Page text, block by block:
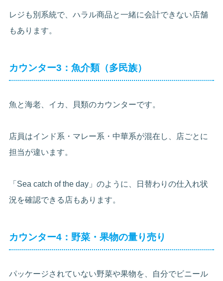
レジも別系統で、ハラル商品と一緒に会計できない店舗
もあります。
カウンター3：魚介類（多民族）
魚と海老、イカ、貝類のカウンターです。
店員はインド系・マレー系・中華系が混在し、店ごとに
担当が違います。
「Sea catch of the day」のように、日替わりの仕入れ状
況を確認できる店もあります。
カウンター4：野菜・果物の量り売り
パッケージされていない野菜や果物を、自分でビニール